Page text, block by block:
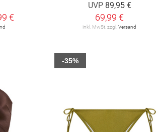
€
UVP 89,95 €
69,99 €
inkl. MwSt. zzgl.Versand
-35%